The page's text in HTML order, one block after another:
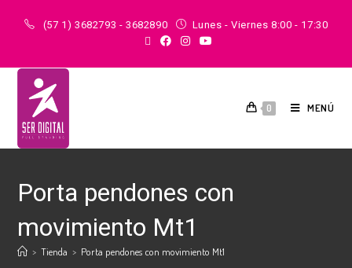
(57 1) 3682793 - 3682890 Lunes - Viernes 8:00 - 17:30
0 MENÚ
Porta pendones con
movimiento Mt1
> Tienda > Porta pendones con movimiento Mt1